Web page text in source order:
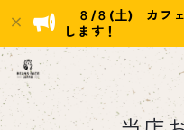
８/８(土) カフェ
します！